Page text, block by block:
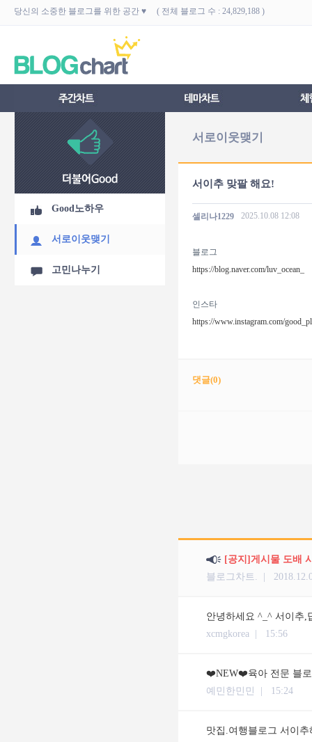
당신의 소중한 블로그를 위한 공간 ♥ ( 전체 블로그 수 : 24,829,188 )
Good노하우
서로이웃맺기
고민나누기
서로이웃맺기
서이추 맞팔 해요!
셀리나1229 2025.10.08 12:08
블로그
https://blog.naver.com/luv_ocean_
인스타
https://www.instagram.com/
댓글(0)
[공지]게시물 도배
블로그차트. |
안녕하세요 ^_^ 서이추,
xcmgkorea |
15:56
❤️NEW❤️육아 전문 블
예민한민민 |
15:24
맛집.여행블로그 서이